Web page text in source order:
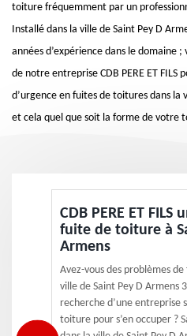
toiture fréquemment par un
Installé dans la ville de Saint Pey D
années d’expérience dans le domaine
de notre entreprise CDB PERE ET
d’urgence en fuites de toitures dans la
et cela quel que soit la forme de votre
CDB PERE ET
fuite de toiture à
Armens
Avez-vous des problèmes
ville de Saint Pey D Armens
recherche d’une entreprise
toiture pour s’en occuper ?